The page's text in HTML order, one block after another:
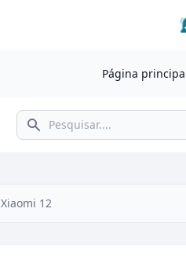
Página
Pesquisar
Xiaomi 12